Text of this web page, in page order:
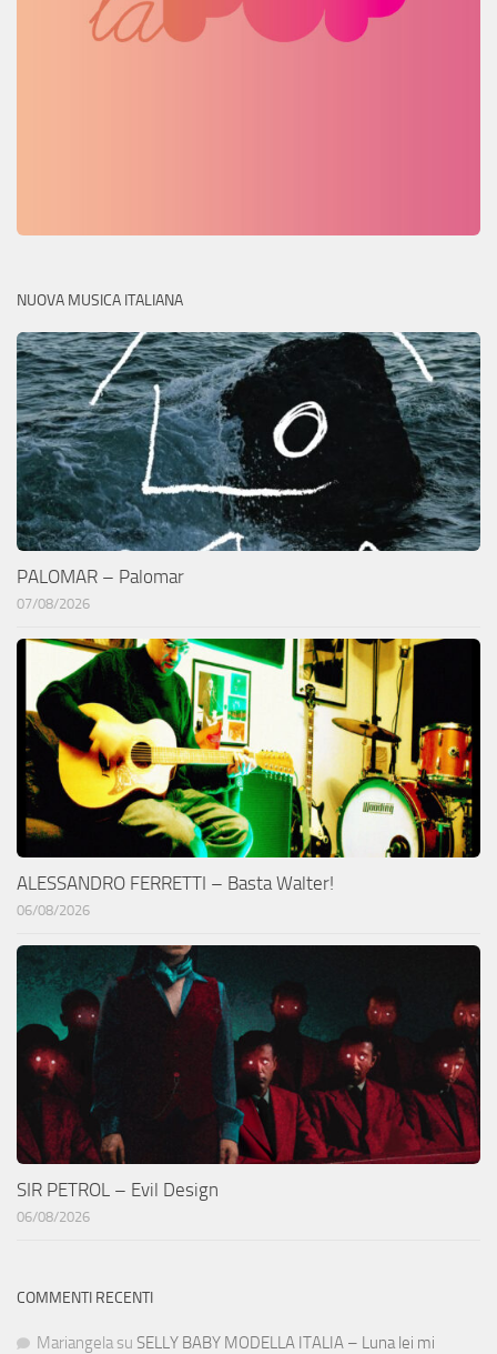
NUOVA MUSICA ITALIANA
PALOMAR – Palomar
07/08/2026
ALESSANDRO FERRETTI – Basta Walter!
06/08/2026
SIR PETROL – Evil Design
06/08/2026
COMMENTI RECENTI
Mariangela su SELLY BABY MODELLA ITALIA – Luna lei mi